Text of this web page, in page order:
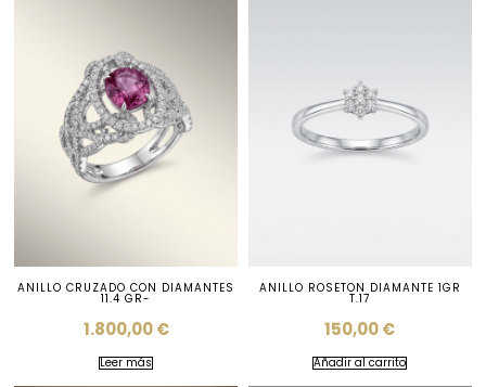
ANILLO CRUZADO CON DIAMANTES
11.4 GR-
1.800,00€
Leer más
ANILLO ROSETON DIAMANTE 1GR
T.17
150,00€
Añadir al carrito